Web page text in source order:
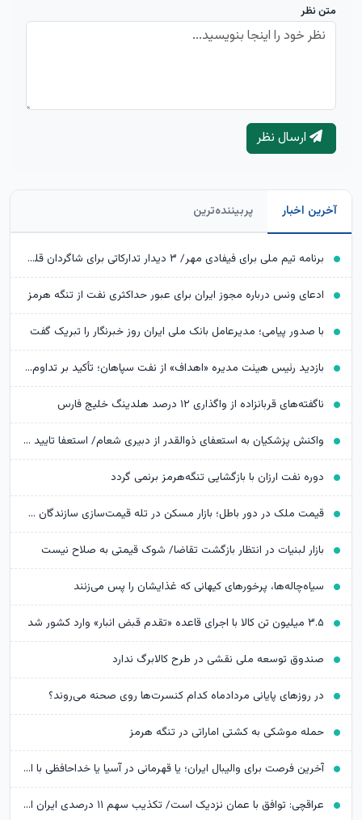
متن نظر
ارسال نظر
آخرین اخبار پربیننده‌ترین
برنامه تیم ملی برای فیفادی مهر/ ۳ دیدار تدارکاتی برای شاگردان قلعه‌نویی
ادعای ونس درباره مجوز ایران برای عبور حداکثری نفت از تنگه هرمز
با صدور پیامی؛ مدیرعامل بانک ملی ایران روز خبرنگار را تبریک گفت
بازدید رئیس هیئت مدیره «اهداف» از نفت سپاهان؛ تأکید بر تداوم حمایت از شرکت های تابعه
ناگفته‌های قربانزاده از واگذاری ۱۲ درصد هلدینگ خلیج فارس
واکنش پزشکیان به استعفای ذوالقدر از دبیری شعام/ استعفا تایید شد؟
دوره نفت ارزان با بازگشایی تنگه‌هرمز برنمی گردد
قیمت ملک در دور باطل؛ بازار مسکن در تله قیمت‌سازی سازندگان خرد
بازار لبنیات در انتظار بازگشت تقاضا/ شوک قیمتی به صلاح نیست
سیاه‌چاله‌ها، پرخورهای کیهانی که غذایشان را پس می‌زنند
۳.۵ میلیون تن کالا با اجرای قاعده «تقدم قبض انبار» وارد کشور شد
صندوق توسعه ملی نقشی در طرح کالابرگ ندارد
در روزهای پایانی مردادماه کدام کنسرت‌ها روی صحنه می‌روند؟
حمله موشکی به کشتی اماراتی در تنگه هرمز
آخرین فرصت برای والیبال ایران؛ یا قهرمانی در آسیا یا خداحافظی با المپیک
عراقچی: توافق با عمان نزدیک است/ تکذیب سهم ۱۱ درصدی ایران از خزر